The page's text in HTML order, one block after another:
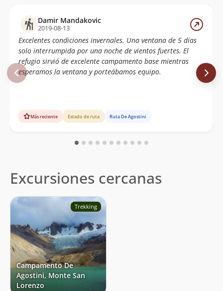
Damir Mandakovic
2019-08-13
Excelentes condiciones invernales. Una ventana de 5 días
solo interrumpida por una noche de vientos fuertes. El
refugio sirvió de excelente campamento base mientras
esperamos la ventana y porteábamos equipo.
Más reciente Estado de ruta Ruta De Agostini
Excursiones cercanas
Trekking
Campamento De
Agostini, Monte San
Lorenzo